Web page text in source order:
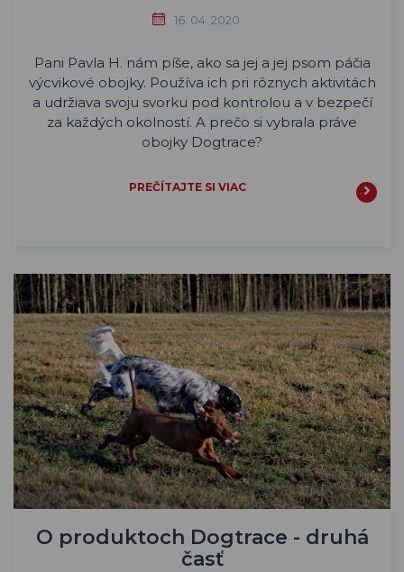
16. 04. 2020
Pani Pavla H. nám píše, ako sa jej a jej psom páčia
výcvikové obojky. Používa ich pri rôznych aktivitách
a udržiava svoju svorku pod kontrolou a v bezpečí
za každých okolností. A prečo si vybrala práve
obojky Dogtrace?
PREČÍTAJTE SI VIAC
O produktoch Dogtrace - druhá
časť